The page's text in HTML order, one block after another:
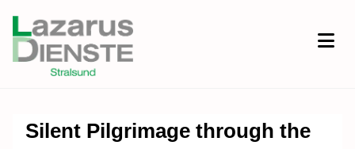
Silent Pilgrimage through the